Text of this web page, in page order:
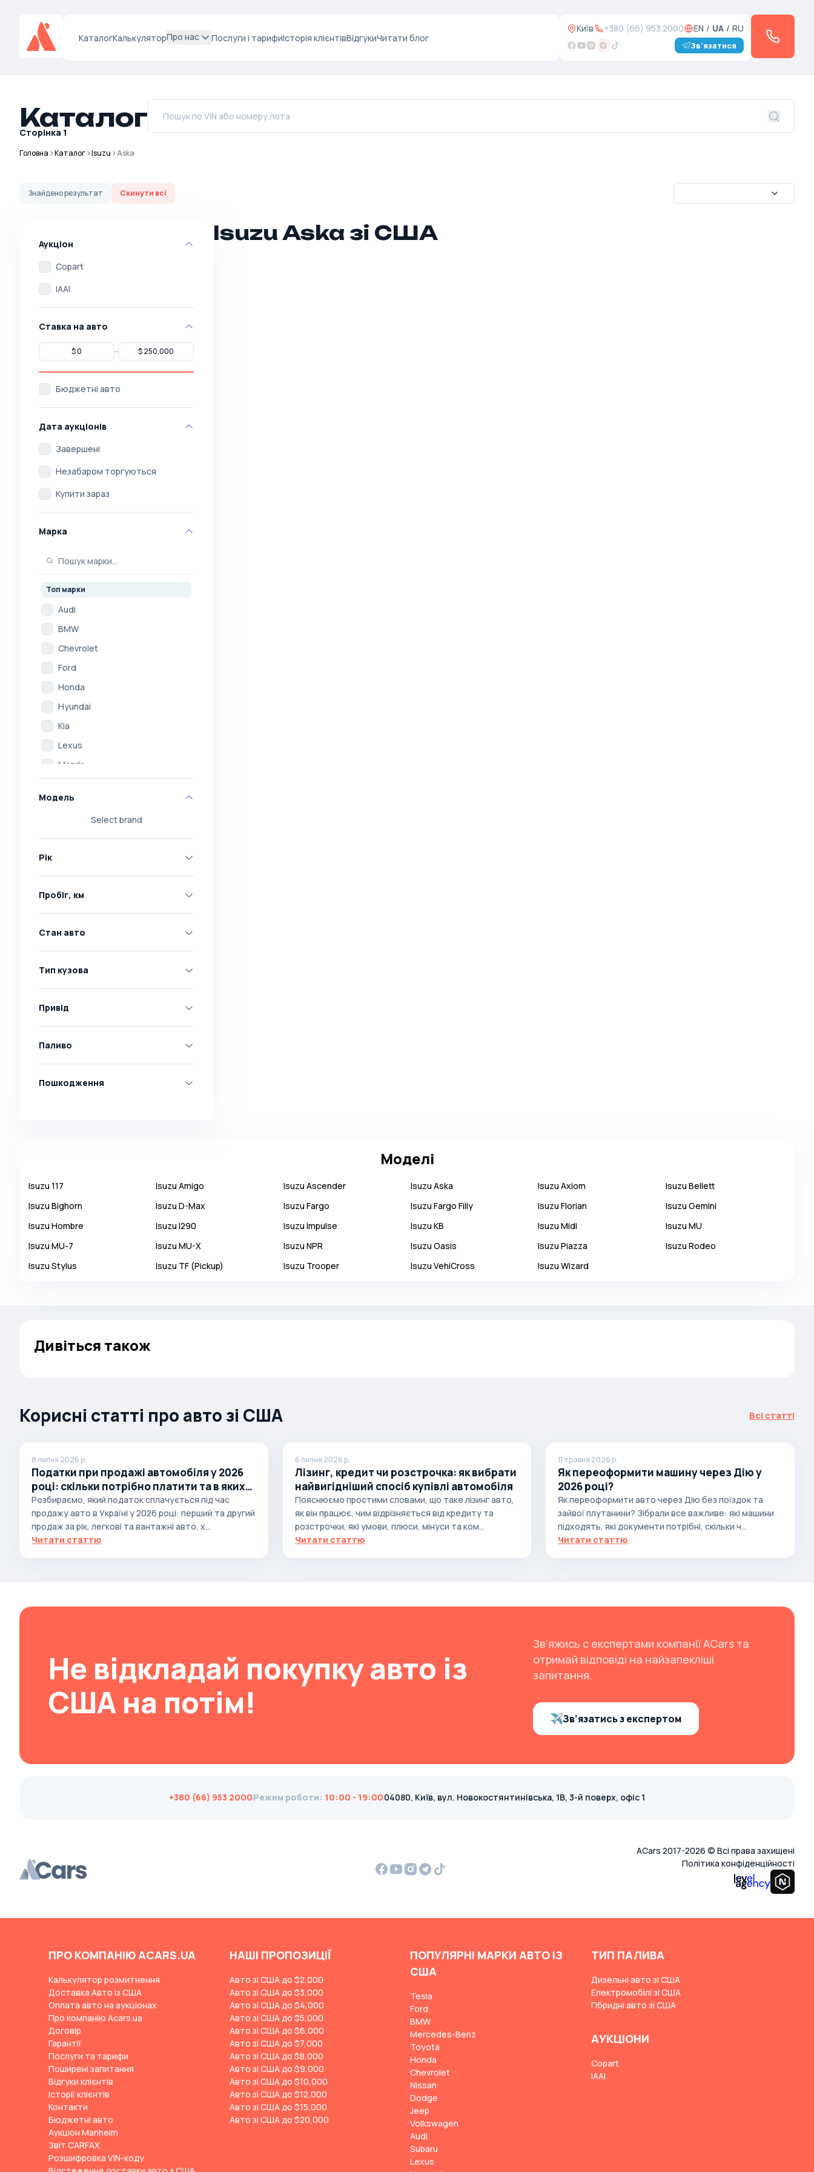
КаталогКалькуляторПро нас Послуги і тарифиІсторія клієнтівВідгукиЧитати блог
Київ +380 (66) 953 2000 EN / UA / RU
Зв'язатися
Каталог
Сторінка 1
Головна Каталог Isuzu Aska
Знайденорезультат Скинути всі
Аукціон
Copart
IAAI
Ставка на авто
Бюджетні авто
Дата аукціонів
Завершені
Незабаром торгуються
Купити зараз
Марка
Топ марки
Audi
BMW
Chevrolet
Ford
Honda
Hyundai
Kia
Lexus
Mazda
Mitsubishi
Opel
Skoda
Volkswagen
Abarth
AC
Acura
Adler
Alfa Romeo
Apal
Austin Healey
Avtokam
Baltijas Dzips
Batmobile
Bentley
Bertone
BMW
Brilliance
Bronto
Buick
Caterham
Changan
Changhe
Chery
CHERYEXEED
Chevrolet
Chrysler
Citroen
Cizeta
Coggiola
Cord
Cupra
Dacia
Dadi
Модель
Select brand
Рік
Пробіг, км
Стан авто
Тип кузова
Привід
Паливо
Пошкодження
Isuzu Aska зі США
Моделі
Isuzu 117 Isuzu Amigo Isuzu Ascender Isuzu Aska Isuzu Axiom Isuzu Bellett
Isuzu Bighorn Isuzu D-Max Isuzu Fargo Isuzu Fargo Filly Isuzu Florian Isuzu Gemini
Isuzu Hombre Isuzu I290 Isuzu Impulse Isuzu KB Isuzu Midi Isuzu MU
Isuzu MU-7 Isuzu MU-X Isuzu NPR Isuzu Oasis Isuzu Piazza Isuzu Rodeo
Isuzu Stylus Isuzu TF (Pickup) Isuzu Trooper Isuzu VehiCross Isuzu Wizard
Дивіться також
Корисні статті про авто зі США Всі статті
8 липня 2026 р.
Податки при продажі автомобіля у 2026
році: скільки потрібно платити та в яких
випадках
Розбираємо, який податок сплачується під час
продажу авто в Україні у 2026 році: перший та другий
продаж за рік, легкові та вантажні авто, х...
Читати статтю
6 липня 2026 р.
Лізинг, кредит чи розстрочка: як вибрати
найвигідніший спосіб купівлі автомобіля
Пояснюємо простими словами, що таке лізинг авто,
як він працює, чим відрізняється від кредиту та
розстрочки, які умови, плюси, мінуси та ком...
Читати статтю
11 травня 2026 р.
Як переоформити машину через Дію у
2026 році?
Як переоформити авто через Дію без поїздок та
зайвої плутанини? Зібрали все важливе: які машини
підходять, які документи потрібні, скільки ч...
Читати статтю
Не відкладай покупку авто із
США на потім!
Зв’яжись с експертами компанії ACars та
отримай відповіді на найзапекліші
запитання.
Зв’язатись з експертом
+380 (66) 953 2000Режим роботи: 10:00 - 19:0004080, Київ, вул. Новокостянтинівська, 1В, 3-й поверх, офіс 1
ACars 2017-2026 © Всі права захищені
Політика конфіденційності
ПРО КОМПАНІЮ ACARS.UA
Калькулятор розмитнення
Доставка Авто із США
Оплата авто на аукціонах
Про компанію Acars.ua
Договір
Гарантії
Послуги та тарифи
Поширені запитання
Відгуки клієнтів
Історії клієнтів
Контакти
Бюджетні авто
Аукціон Manheim
Звіт CARFAX
Розшифровка VIN-коду
НАШІ ПРОПОЗИЦІЇ
Авто зі США до $2,000
Авто зі США до $3,000
Авто зі США до $4,000
Авто зі США до $5,000
Авто зі США до $6,000
Авто зі США до $7,000
Авто зі США до $8,000
Авто зі США до $9,000
Авто зі США до $10,000
Авто зі США до $12,000
Авто зі США до $15,000
Авто зі США до $20,000
ПОПУЛЯРНІ МАРКИ АВТО ІЗ
США
Tesla
Ford
BMW
Mercedes-Benz
Toyota
Honda
Chevrolet
Nissan
Dodge
Jeep
Volkswagen
Audi
Subaru
Lexus
ТИП ПАЛИВА
Дизельні авто зі США
Електромобілі зі США
Гібридні авто зі США
АУКЦІОНИ
Copart
IAAI